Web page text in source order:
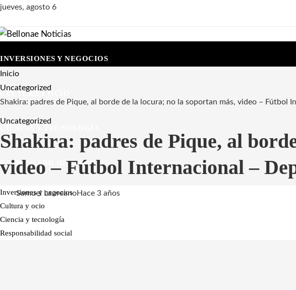
jueves, agosto 6
INVERSIONES Y NEGOCIOS
CULTURA Y OCIO
RESPONSABILIDAD SOCIAL
Inversiones y negocios
Cultura y ocio
Ciencia y tecnología
Responsabilidad social
Inicio
Uncategorized
Shakira: padres de Pique, al borde de la locura; no la soportan más, video – Fútbol
Uncategorized
Shakira: padres de Pique, al
video – Fútbol Internacional –
Samuel LaureanoHace 3 años